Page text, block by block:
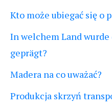
Kto może ubiegać się o
In welchem Land
geprägt?
Madera na co uważać?
Produkcja skrzyń